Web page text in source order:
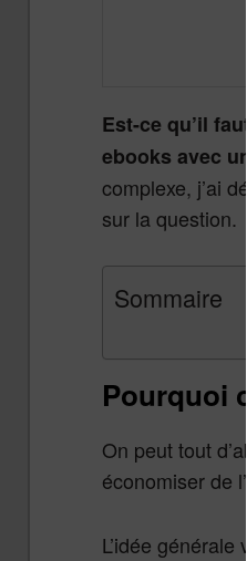
Est-ce qu’il
ebooks avec
complexe, j’ai
sur la question.
Sommaire
Pourquoi
On peut tout
économiser de
L’idée